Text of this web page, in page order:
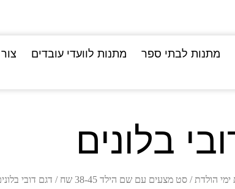
מתנות לבתי ספר מתנות לוועדי עובדים
בלונים
ימי הולדת / סט מצעים עם שם הילד 38-45 שח / דגם דובי